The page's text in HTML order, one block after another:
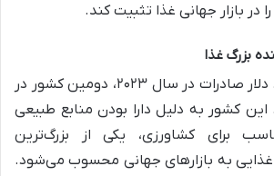
در بازار جهانی غذا تثبیت کند.
بزرگ غذا
برزیل با ۱۴۳ میلیارد دلار صادرات در سال ۲۰۲۳، دومین کشور در
کشور به دلیل دارا بودن منابع طبیعی
برای کشاورزی، یکی از بزرگ‌ترین
غذایی به بازارهای جهانی محسوب می‌شود.